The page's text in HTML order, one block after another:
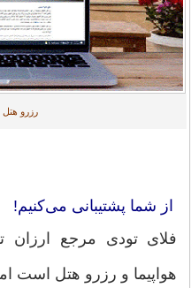
رزرو هتل
از شما پشتیبانی می‌کنیم!
فلای تودی مرجع ارزان
هواپیما و رزرو هتل است